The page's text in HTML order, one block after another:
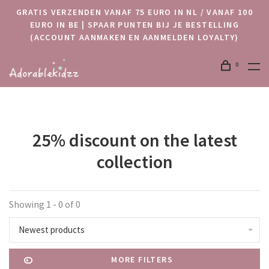
GRATIS VERZENDEN VANAF 75 EURO IN NL / VANAF 100
EURO IN BE | SPAAR PUNTEN BIJ JE BESTELLING
(ACCOUNT AANMAKEN EN AANMELDEN LOYALTY)
0
25% discount on the latest
collection
Showing 1 - 0 of 0
Newest products
MORE FILTERS